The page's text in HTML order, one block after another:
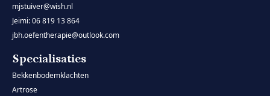
mjstuiver@wish.nl
Jeimi: 06 819 13 864
jbh.oefentherapie@outlook.com
Specialisaties
Bekkenbodemklachten
Artrose